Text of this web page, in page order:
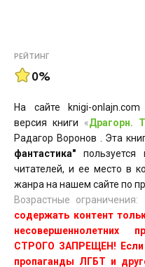
РЕЙТИНГ
0%
На сайте knigi-
версия книги «Драгорн.
Радагор Воронов . Эта
фантастика" пользуется
читателей, и ее место в
жанра на нашем сайте по
Возрастные ограничения:
содержать контент
несовершеннолетних
СТРОГО ЗАПРЕЩЕН! Если
пропаганды ЛГБТ и